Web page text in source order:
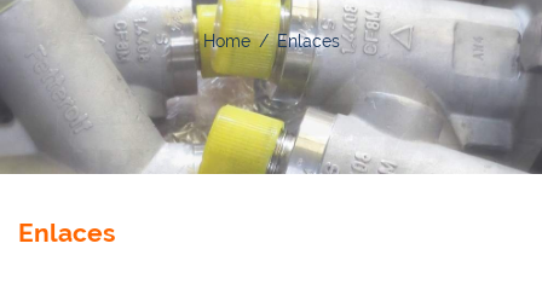
Home / Enlaces
Enlaces